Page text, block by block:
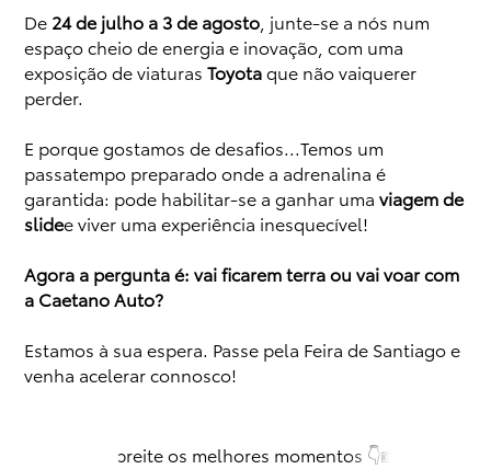
De 24 de julho a 3 de agosto , junte-se a nós num
espaço cheio de energia e inovação, com uma
exposição de viaturasToyotaque não vaiquerer
perder.
E porque gostamos de desafios...Temos um
passatempo preparado onde a adrenalina é
garantida: pode habilitar-se a ganhar umaviagem de
slidee viver uma experiência inesquecível!
Agora a pergunta é: vai ficarem terra ou vai voar com
a Caetano Auto?
Estamos à sua espera. Passe pela Feira de Santiago e
venha acelerar connosco!
Espreite os melhores momentos 👇📸